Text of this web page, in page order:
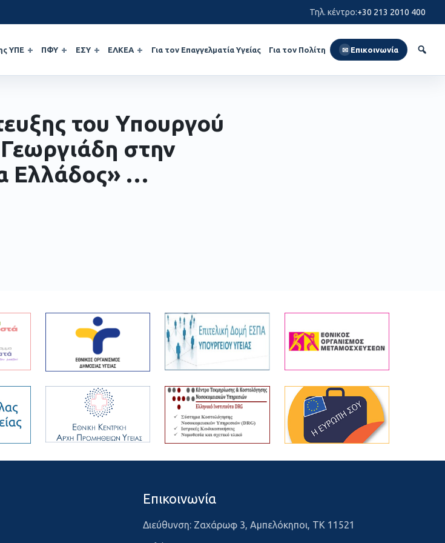
Τηλ. κέντρο:+30 213 2010 400
ΥΠΕ ΠΦΥ ΕΣΥ ΕΛΚΕΑ Για τον Επαγγελματία Υγείας Για τον Πολίτη ✉ Επικοινωνία
του Υπουργού
στην
Ελλάδος» …
Επικοινωνία
Διεύθυνση: Ζαχάρωφ 3, Αμπελόκηποι, ΤΚ 11521